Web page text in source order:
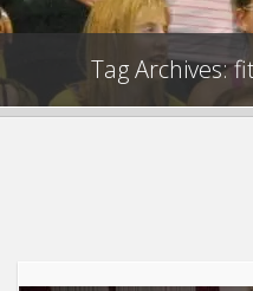
Tag Archives: